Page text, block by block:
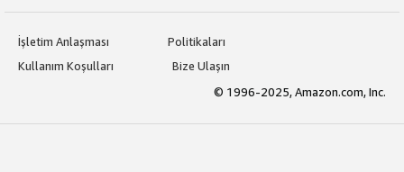
İşletim Anlaşması
Politikaları
Kullanım Koşulları
Bize Ulaşın
© 1996-2025, Amazon.com, Inc.